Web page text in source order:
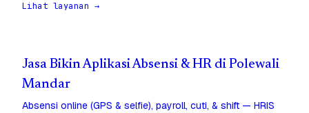
Lihat layanan →
Jasa Bikin Aplikasi Absensi & HR di Polewali
Mandar
Absensi online (GPS & selfie), payroll, cuti, & shift — HRIS